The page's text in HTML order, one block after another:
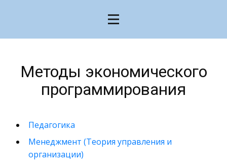
Методы экономического
программирования
Педагогика
Менеджмент (Теория управления и
организации)